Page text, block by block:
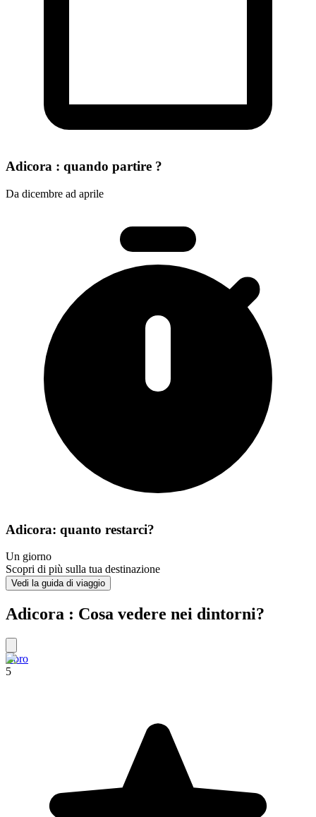
Adicora : quando partire ?
Da dicembre ad aprile
Adicora: quanto restarci?
Un giorno
Scopri di più sulla tua destinazione
Vedi la guida di viaggio
Adicora : Cosa vedere nei dintorni?
Coro
5